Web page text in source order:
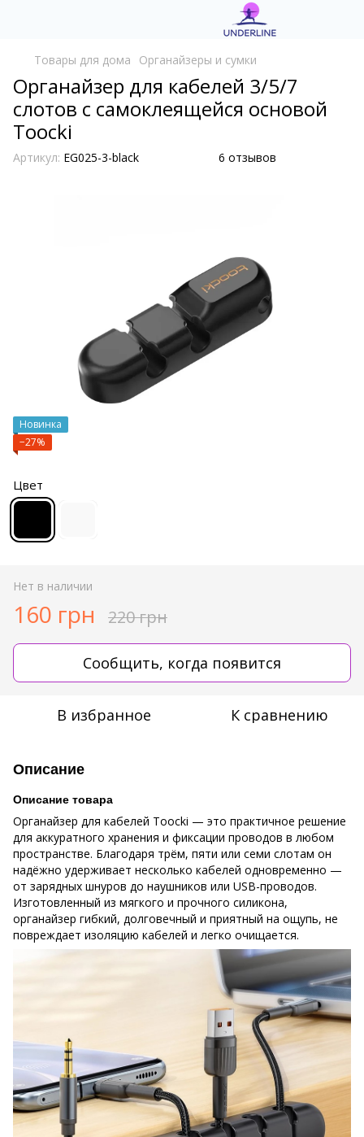
Товары для дома Органайзеры и сумки
Органайзер для кабелей 3/5/7
слотов с самоклеящейся основой
Toocki
Артикул: EG025-3-black 6 отзывов
Новинка
−27%
Цвет
Нет в наличии
160 грн 220 грн
Сообщить, когда появится
В избранное К сравнению
Описание
Описание товара
Органайзер для кабелей Toocki — это практичное решение
для аккуратного хранения и фиксации проводов в любом
пространстве. Благодаря трём, пяти или семи слотам он
надёжно удерживает несколько кабелей одновременно —
от зарядных шнуров до наушников или USB-проводов.
Изготовленный из мягкого и прочного силикона,
органайзер гибкий, долговечный и приятный на ощупь, не
повреждает изоляцию кабелей и легко очищается.